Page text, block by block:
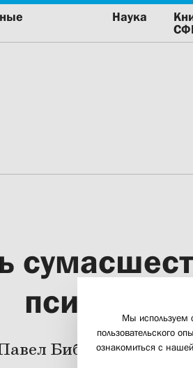
Наука
Бибин и
Мы используем
пользовательского
ознакомиться с нашей